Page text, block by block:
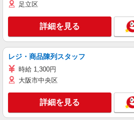
足立区
詳細を見る
レジ・商品陳列スタッフ
時給 1,300円
大阪市中央区
詳細を見る